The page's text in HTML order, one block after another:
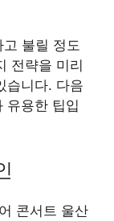
고 불릴 정도
전략을 미리
습니다. 다음
유용한 팁입
콘서트 울산